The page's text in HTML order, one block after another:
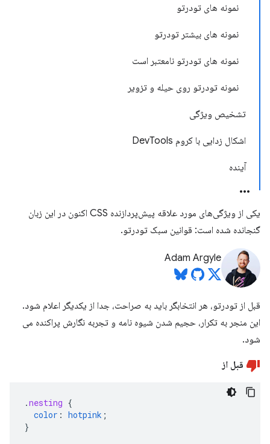
نمونه های تودرتو
نمونه های بیشتر تودرتو
نمونه های تودرتو نامعتبر است
نمونه تودرتو روی حیله و تزویر
تشخیص ویژگی
اشکال زدایی با کروم DevTools
آینده
یکی از ویژگی‌های مورد علاقه پیش‌پردازنده CSS اکنون در این زبان
گنجانده شده است: قوانین سبک تودرتو.
Adam Argyle
قبل از تودرتو، هر انتخابگر باید به صراحت، جدا از یکدیگر اعلام شود.
این منجر به تکرار، حجیم شدن شیوه نامه و تجربه نگارش پراکنده می
شود.
قبل از
.nesting {
color : hotpink ;
}